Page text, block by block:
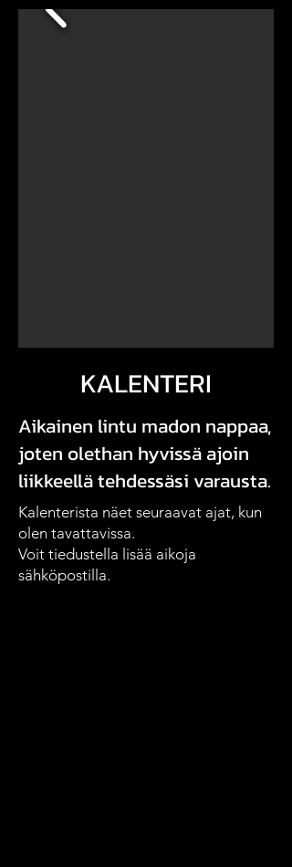
KALENTERI
Aikainen lintu madon nappaa,
joten olethan hyvissä ajoin
liikkeellä tehdessäsi varausta.
Kalenterista näet seuraavat ajat, kun
olen tavattavissa.
Voit tiedustella lisää aikoja
sähköpostilla.